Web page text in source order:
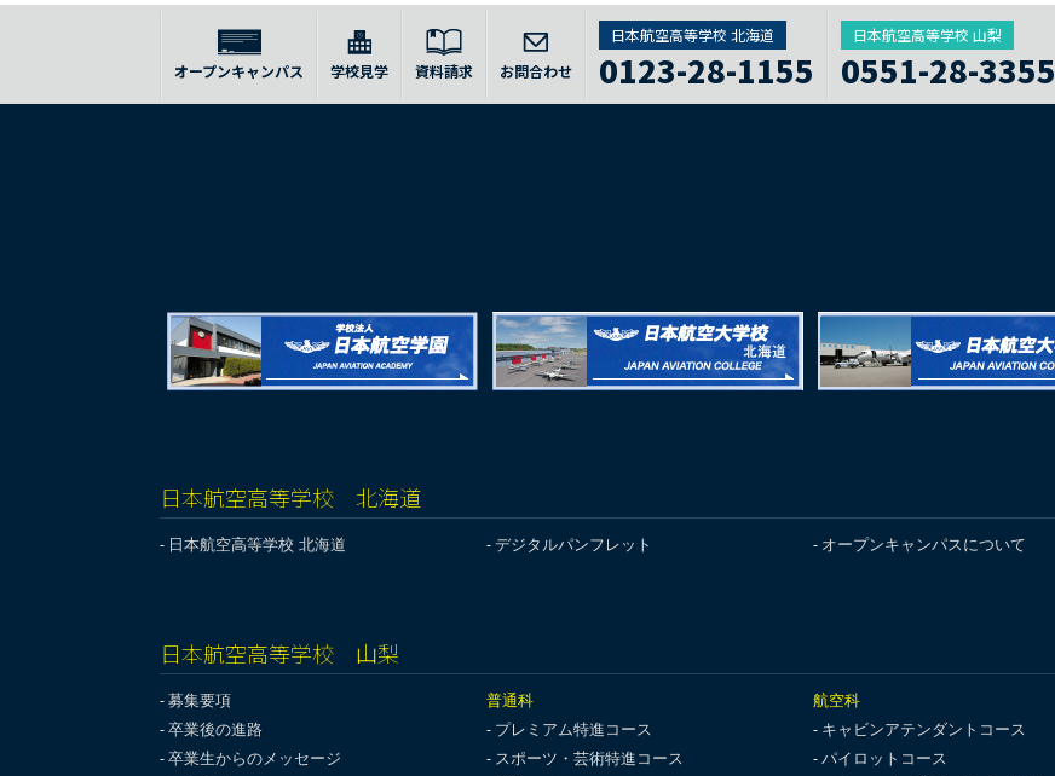
オープンキャンパス 学校見学 資料請求 お問合わせ
日本航空高等学校 北海道
0123-28-1155
日本航空高等学校 山梨
0551-28-3355
日本航空高等学校 北海道
日本航空高等学校 北海道 デジタルパンフレット オープンキャンパスについて
日本航空高等学校 山梨
募集要項
卒業後の進路
卒業生からのメッセージ
普通科
プレミアム特進コース
スポーツ・芸術特進コース
航空科
キャビンアテンダントコース
パイロットコース